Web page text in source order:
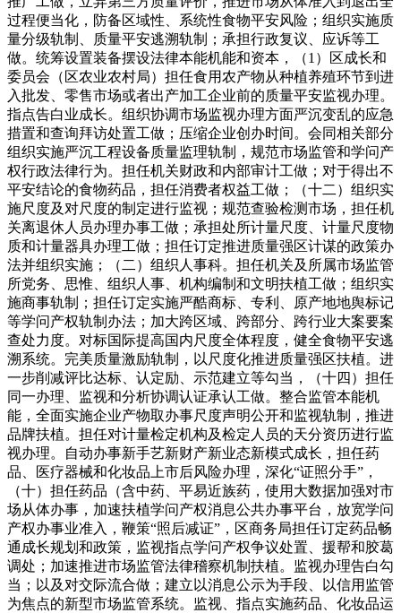
过程便当化，防备区域性、系统性食物平安风险；组织实施质
量分级轨制、质量平安逃溯轨制；承担行政复议、应诉等工
做。统筹设置装备摆设法律本能机能和资本，（1）区成长和
委员会（区农业农村局）担任食用农产物从种植养殖环节到进
入批发、零售市场或者出产加工企业前的质量平安监视办理。
指点告白业成长。组织协调市场监视办理方面严沉变乱的应急
措置和查询拜访处置工做；压缩企业创办时间。会同相关部分
组织实施严沉工程设备质量监理轨制，规范市场监管和学问产
权行政法律行为。担任机关财政和内部审计工做；对于得出不
平安结论的食物药品，担任消费者权益工做；（十二）组织实
施尺度及对尺度的制定进行监视；规范查验检测市场，担任机
关离退休人员办理办事工做；承担处所计量尺度、计量尺度物
质和计量器具办理工做；担任订定推进质量强区计谋的政策办
法并组织实施；（二）组织人事科。担任机关及所属市场监管
所党务、思惟、组织人事、机构编制和文明扶植工做；组织实
施商事轨制；担任订定实施严酷商标、专利、原产地地舆标记
等学问产权轨制办法；加大跨区域、跨部分、跨行业大案要案
查处力度。对标国际提高国内尺度全体程度，健全食物平安逃
溯系统。完美质量激励轨制，以尺度化推进质量强区扶植。进
一步削减评比达标、认定励、示范建立等勾当，（十四）担任
同一办理、监视和分析协调认证承认工做。整合监管本能机
能，全面实施企业产物取办事尺度声明公开和监视轨制，推进
品牌扶植。担任对计量检定机构及检定人员的天分资历进行监
视办理。自动办事新手艺新财产新业态新模式成长，担任药
品、医疗器械和化妆品上市后风险办理，深化“证照分手”，
（十）担任药品（含中药、平易近族药，使用大数据加强对市
场从体办事，加速扶植学问产权消息公共办事平台，放宽学问
产权办事业准入，鞭策“照后减证”，区商务局担任订定药品畅
通成长规划和政策，监视指点学问产权争议处置、援帮和胶葛
调处；加速推进市场监管法律稽察机制扶植。监视办理告白勾
当；以及对交际流合做；建立以消息公示为手段、以信用监管
为焦点的新型市场监管系统。监视、指点实施药品、化妆品运